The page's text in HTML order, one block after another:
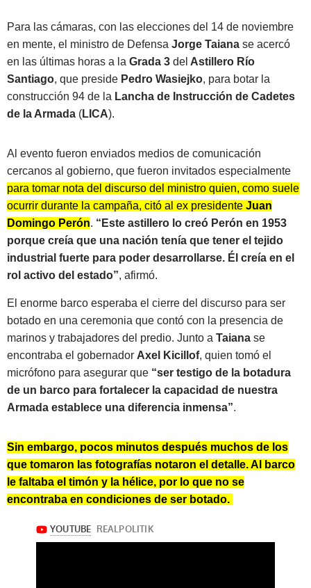
Para las cámaras, con las elecciones del 14 de noviembre
en mente, el ministro de Defensa Jorge Taiana se acercó
en las últimas horas a la Grada 3 del Astillero Río
Santiago, que preside Pedro Wasiejko, para botar la
construcción 94 de la Lancha de Instrucción de Cadetes
de la Armada (LICA).
Al evento fueron enviados medios de comunicación
cercanos al gobierno, que fueron invitados especialmente
para tomar nota del discurso del ministro quien, como suele
ocurrir durante la campaña, citó al ex presidente Juan
Domingo Perón. “Este astillero lo creó Perón en 1953
porque creía que una nación tenía que tener el tejido
industrial fuerte para poder desarrollarse. Él creía en el
rol activo del estado”, afirmó.
El enorme barco esperaba el cierre del discurso para ser
botado en una ceremonia que contó con la presencia de
marinos y trabajadores del predio. Junto a Taiana se
encontraba el gobernador Axel Kicillof, quien tomó el
micrófono para asegurar que “ser testigo de la botadura
de un barco para fortalecer la capacidad de nuestra
Armada establece una diferencia inmensa”.
Sin embargo, pocos minutos después muchos de los
que tomaron las fotografías notaron el detalle. Al barco
le faltaba el timón y la hélice, por lo que no se
encontraba en condiciones de ser botado.